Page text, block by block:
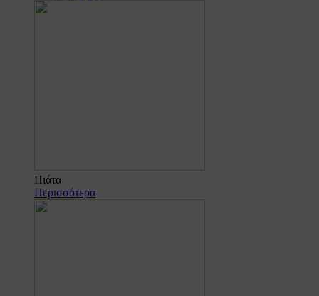
Πιάτα
Περισσότερα